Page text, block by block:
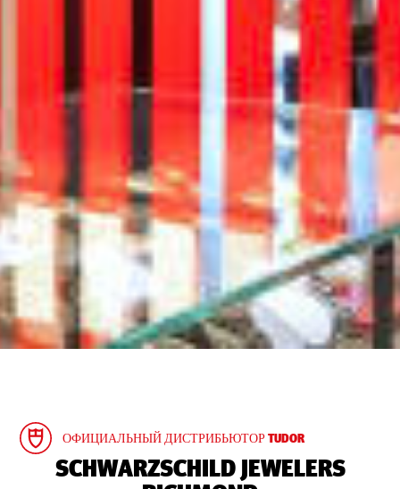
ОФИЦИАЛЬНЫЙ ДИСТРИБЬЮТОР TUDOR
‭SCHWARZSCHILD JEWELERS